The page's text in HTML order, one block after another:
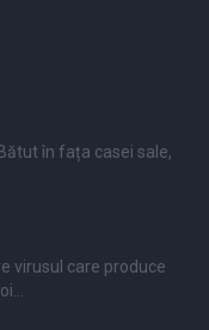
în fața casei sale,
virusul care produce